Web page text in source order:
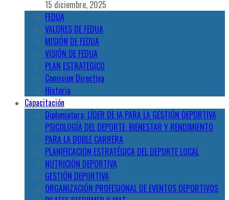
15 diciembre, 2025
FEDUA
VALORES DE FEDUA
MISIÓN DE FEDUA
VISIÓN DE FEDUA
PLAN ESTRATEGICO
Comision Directiva
Historia
Capacitación
Diplomatura: LÍDER DE IA PARA LA GESTIÓN DEPORTIVA
PSICOLOGÍA DEL DEPORTE: BIENESTAR Y RENDIMIENTO
PARA LA DOBLE CARRERA
PLANIFICACIÓN ESTRATÉGICA DEL DEPORTE LOCAL
NUTRICIÓN DEPORTIVA
GESTIÓN DEPORTIVA
ORGANIZACIÓN PROFESIONAL DE EVENTOS DEPORTIVOS